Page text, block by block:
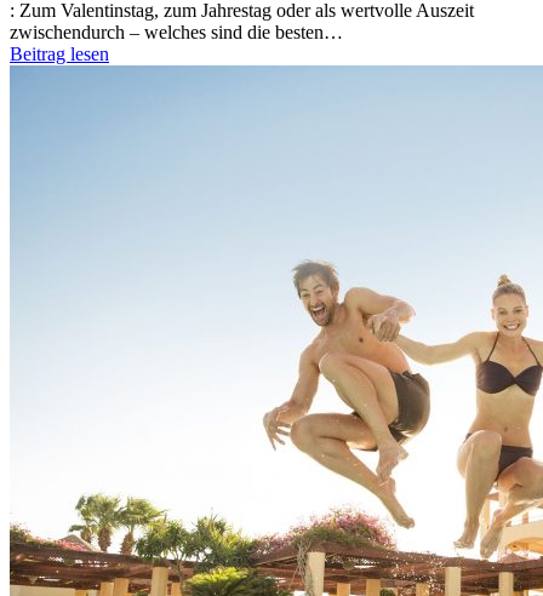
: Zum Valentinstag, zum Jahrestag oder als wertvolle Auszeit
zwischendurch – welches sind die besten…
Beitrag lesen